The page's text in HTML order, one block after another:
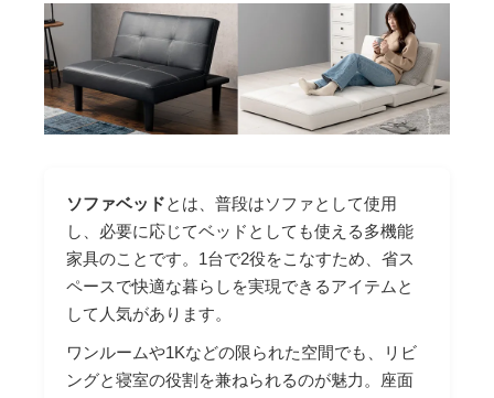
ソファベッドとは、普段はソファとして使用
し、必要に応じてベッドとしても使える多機能
家具のことです。1台で2役をこなすため、省ス
ペースで快適な暮らしを実現できるアイテムと
して人気があります。
ワンルームや1Kなどの限られた空間でも、リビ
ングと寝室の役割を兼ねられるのが魅力。座面